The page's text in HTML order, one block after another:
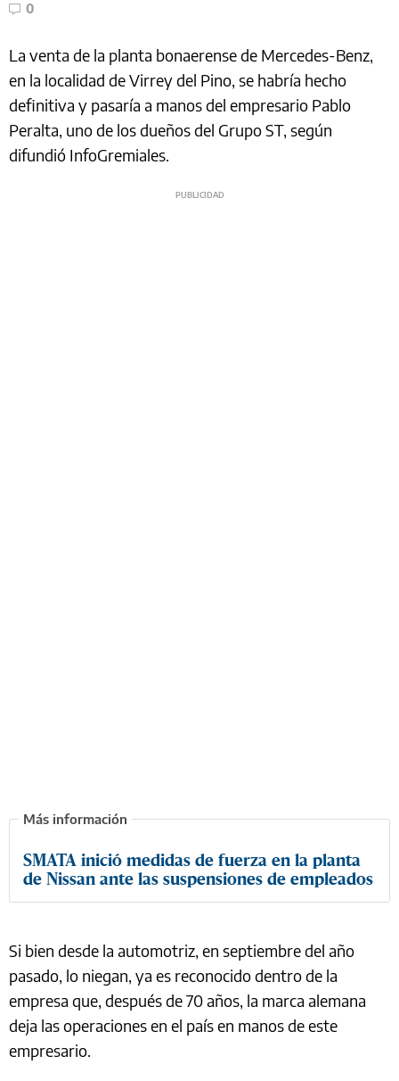
0
La venta de la planta bonaerense de Mercedes-Benz,
en la localidad de Virrey del Pino, se habría hecho
definitiva y pasaría a manos del empresario Pablo
Peralta, uno de los dueños del Grupo ST, según
difundió InfoGremiales.
SMATA inició medidas de fuerza en la planta
de Nissan ante las suspensiones de empleados
Si bien desde la automotriz, en septiembre del año
pasado, lo niegan, ya es reconocido dentro de la
empresa que, después de 70 años, la marca alemana
deja las operaciones en el país en manos de este
empresario.